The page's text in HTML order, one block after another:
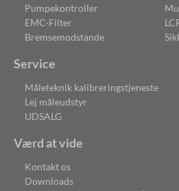
Pumpekontroller
EMC-Filter
Bremsemodstande
Service
Måleteknik kalibreringstjeneste
Lej måleudstyr
UDSALG
Værd at vide
Kontakt os
Downloads